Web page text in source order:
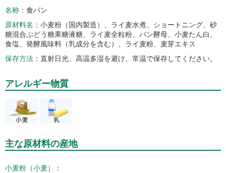
名称
食パン
原材料名
小麦粉（国内製造）、ライ麦水煮、ショートニング、砂
糖混合ぶどう糖果糖液糖、ライ麦全粒粉、パン酵母、小麦たん白、
食塩、発酵風味料（乳成分を含む）、ライ麦粉、麦芽エキス
保存方法
直射日光、高温多湿を避け、常温で保存してください。
アレルギー物質
主な原材料の産地
小麦粉（小麦）
：